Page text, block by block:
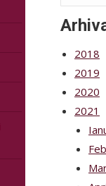
2018
2019
2020
2021